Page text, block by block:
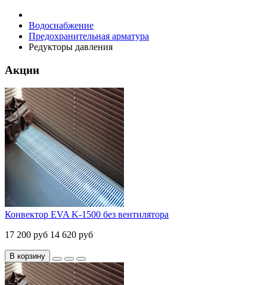
Водоснабжение
Предохранительная арматура
Редукторы давления
Акции
Конвектор EVA K-1500 без вентилятора
17 200 руб 14 620 руб
В корзину